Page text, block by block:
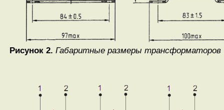
Рисунок 2. Габаритные размеры трансформаторов